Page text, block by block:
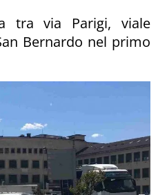
tra via Parigi, viale
Bernardo nel primo